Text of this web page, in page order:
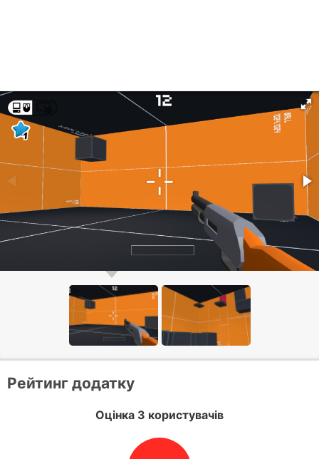
Рейтинг додатку
Оцінка 3 користувачів